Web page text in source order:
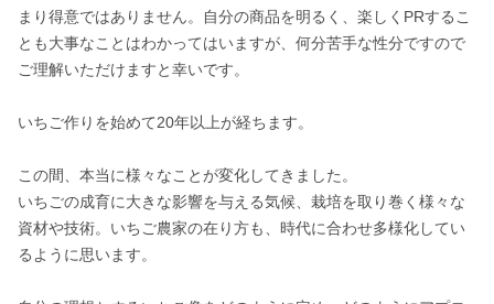
まり得意ではありません。自分の商品を明るく、楽しくPRするこ
とも大事なことはわかってはいますが、何分苦手な性分ですので
ご理解いただけますと幸いです。
いちご作りを始めて20年以上が経ちます。
この間、本当に様々なことが変化してきました。
いちごの成育に大きな影響を与える気候、栽培を取り巻く様々な
資材や技術。いちご農家の在り方も、時代に合わせ多様化してい
るように思います。